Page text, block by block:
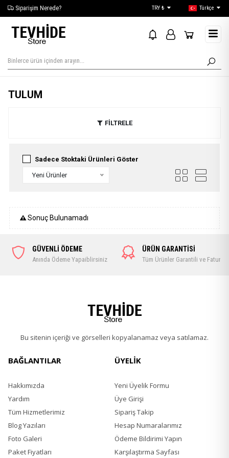
Siparişim Nerede? TRY ₺ Türkçe
TULUM
FİLTRELE
Sadece Stoktaki Ürünleri Göster
Yeni Ürünler
Sonuç Bulunamadı
GÜVENLİ ÖDEME
Anında Ödeme Yapaiblirsiniz
ÜRÜN GARANTİSİ
Tüm Ürünler Garantili ve Faturalı
Bu sitenin içeriği ve görselleri kopyalanamaz veya satılamaz.
BAĞLANTILAR
Hakkımızda
Yardım
Tüm Hizmetlerimiz
Blog Yazıları
Foto Galeri
Paket Fiyatları
ÜYELİK
Yeni Üyelik Formu
Üye Girişi
Sipariş Takip
Hesap Numaralarımız
Ödeme Bildirimi Yapın
Karşılaştırma Sayfası